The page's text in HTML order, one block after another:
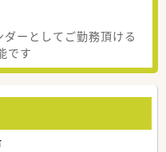
ダーとしてご勤務頂ける
です